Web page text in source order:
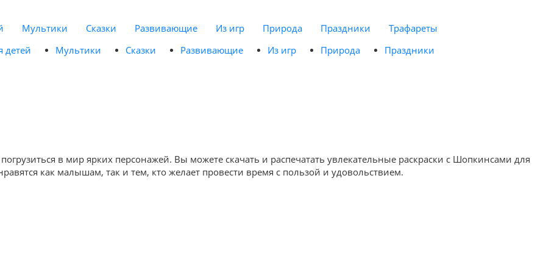
Мультики Сказки Развивающие Из игр Природа Праздники
Трафареты
детей
Мультики Сказки Развивающие Из игр Природа Праздники
в мир ярких персонажей. Вы можете скачать и распечатать увлекательные раскраски с Шопкинсами для
как малышам, так и тем, кто желает провести время с пользой и удовольствием.